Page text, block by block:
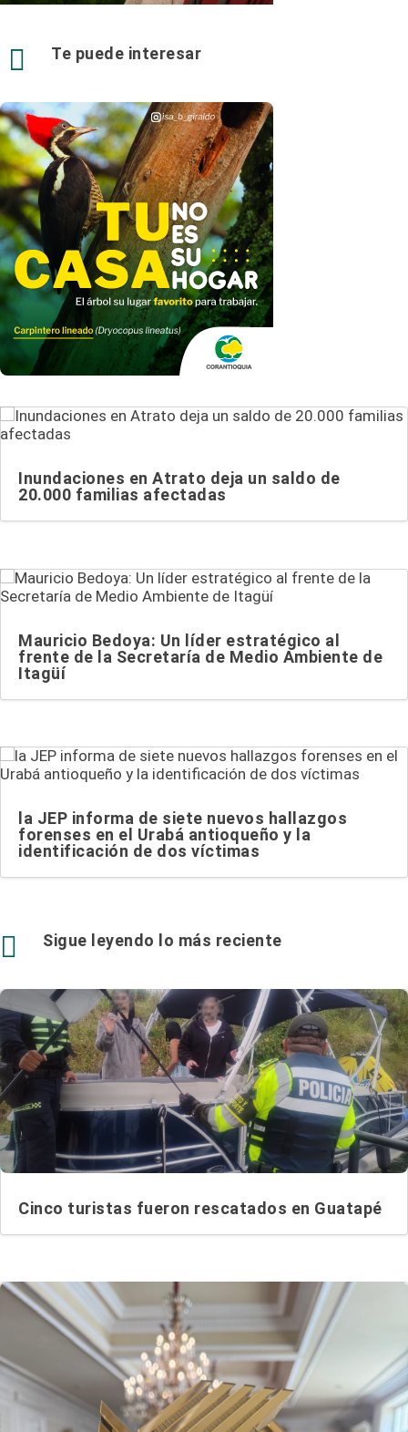
 Te puede interesar
Inundaciones en Atrato deja un saldo de
20.000 familias afectadas
Mauricio Bedoya: Un líder estratégico al
frente de la Secretaría de Medio Ambiente de
Itagüí
la JEP informa de siete nuevos hallazgos
forenses en el Urabá antioqueño y la
identificación de dos víctimas
 Sigue leyendo lo más reciente
Cinco turistas fueron rescatados en Guatapé